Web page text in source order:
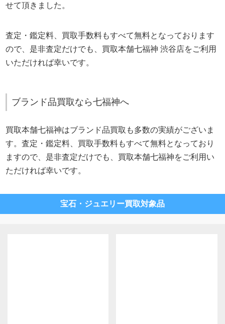
せて頂きました。
査定・鑑定料、買取手数料もすべて無料となっております
ので、是非査定だけでも、買取本舗七福神 渋谷店をご利用
いただければ幸いです。
ブランド品買取なら七福神へ
買取本舗七福神はブランド品買取も多数の実績がございま
す。査定・鑑定料、買取手数料もすべて無料となっており
ますので、是非査定だけでも、買取本舗七福神をご利用い
ただければ幸いです。
宝石・ジュエリー買取対象品